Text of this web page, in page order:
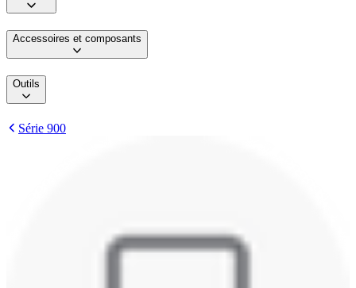
Accessoires et composants
Outils
Série 900